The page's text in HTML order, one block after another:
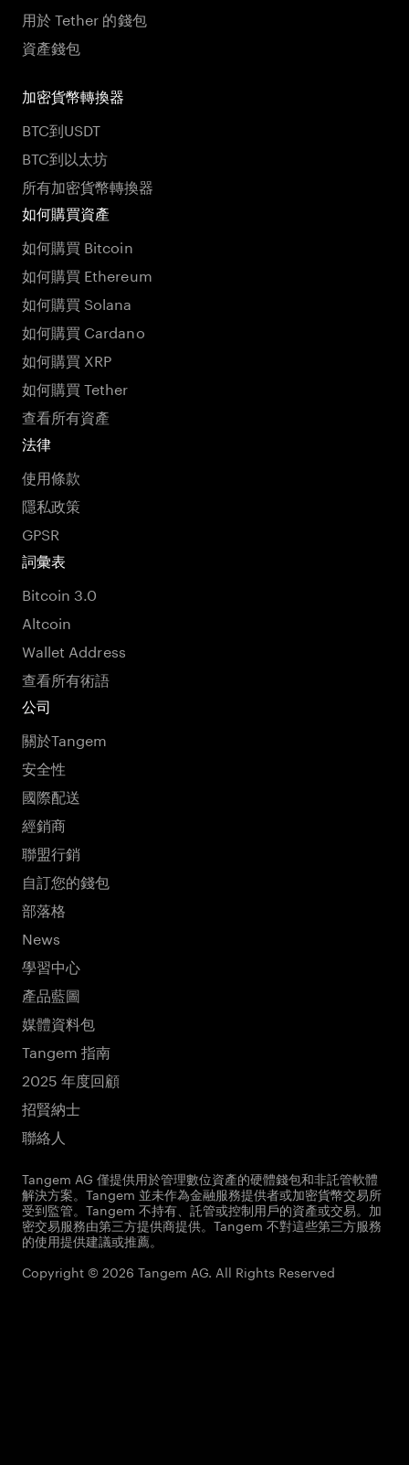
用於 Tether 的錢包
資產錢包
加密貨幣轉換器
BTC到USDT
BTC到以太坊
所有加密貨幣轉換器
如何購買資產
如何購買 Bitcoin
如何購買 Ethereum
如何購買 Solana
如何購買 Cardano
如何購買 XRP
如何購買 Tether
查看所有資產
法律
使用條款
隱私政策
GPSR
詞彙表
Bitcoin 3.0
Altcoin
Wallet Address
查看所有術語
公司
關於Tangem
安全性
國際配送
經銷商
聯盟行銷
自訂您的錢包
部落格
News
學習中心
產品藍圖
媒體資料包
Tangem 指南
2025 年度回顧
招賢納士
聯絡人
Tangem AG 僅提供用於管理數位資產的硬體錢包和非託管軟體
解決方案。Tangem 並未作為金融服務提供者或加密貨幣交易所
受到監管。Tangem 不持有、託管或控制用戶的資產或交易。加
密交易服務由第三方提供商提供。Tangem 不對這些第三方服務
的使用提供建議或推薦。